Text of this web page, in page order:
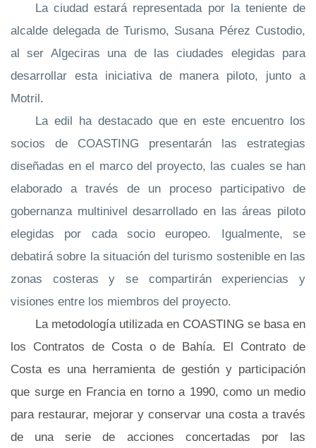
La ciudad estará representada por la teniente de
alcalde delegada de Turismo, Susana Pérez Custodio,
al ser Algeciras una de las ciudades elegidas para
desarrollar esta iniciativa de manera piloto, junto a
Motril.
La edil ha destacado que en este encuentro los
socios de COASTING presentarán las estrategias
diseñadas en el marco del proyecto, las cuales se han
elaborado a través de un proceso participativo de
gobernanza multinivel desarrollado en las áreas piloto
elegidas por cada socio europeo. Igualmente, se
debatirá sobre la situación del turismo sostenible en las
zonas costeras y se compartirán experiencias y
visiones entre los miembros del proyecto.
La metodología utilizada en COASTING se basa en
los Contratos de Costa o de Bahía. El Contrato de
Costa es una herramienta de gestión y participación
que surge en Francia en torno a 1990, como un medio
para restaurar, mejorar y conservar una costa a través
de una serie de acciones concertadas por las